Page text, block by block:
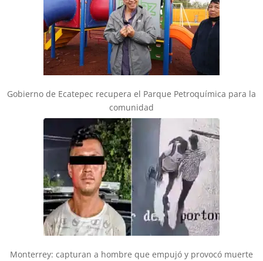
Gobierno de Ecatepec recupera el Parque Petroquímica para la
comunidad
Monterrey: capturan a hombre que empujó y provocó muerte